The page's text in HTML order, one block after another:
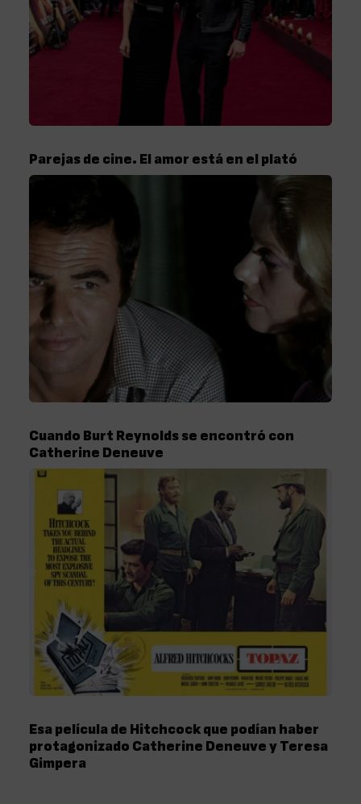
Parejas de cine. El amor está en el plató
Cuando Burt Reynolds se encontró con
Catherine Deneuve
Esa película de Hitchcock que podían haber
protagonizado Catherine Deneuve y Teresa
Gimpera